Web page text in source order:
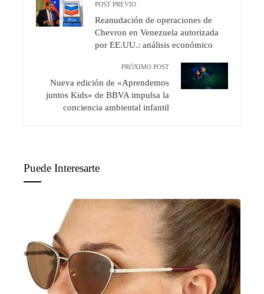
POST PREVIO
Reanudación de operaciones de
Chevron en Venezuela autorizada
por EE.UU.: análisis económico
PRÓXIMO POST
Nueva edición de «Aprendemos
juntos Kids» de BBVA impulsa la
conciencia ambiental infantil
Puede Interesarte